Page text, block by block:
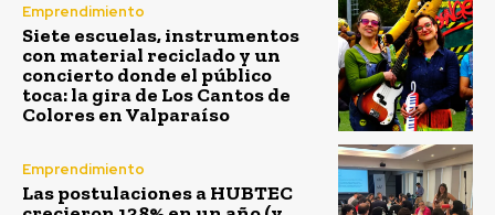
Emprendimiento
Siete escuelas, instrumentos
con material reciclado y un
concierto donde el público
toca: la gira de Los Cantos de
Colores en Valparaíso
Emprendimiento
Las postulaciones a HUBTEC